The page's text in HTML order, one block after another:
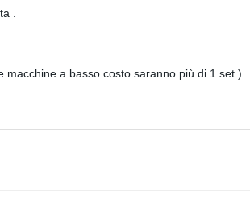
.
macchine a basso costo saranno più di 1 set )